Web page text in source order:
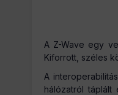
A Z-Wave egy
Kiforrott, széles
A
hálózatról táplált